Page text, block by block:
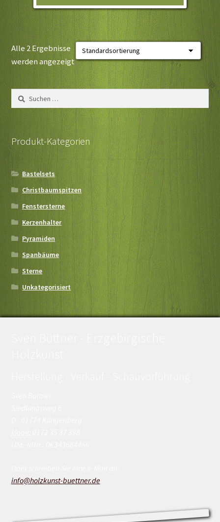
Alle 2 Ergebnisse
werden angezeigt
Suchen
nach:
Produkt-Kategorien
Bastelsets
Christbaumspitzen
Fenstersterne
Kerzenhalter
Pyramiden
Spanbäume
Sterne
Unkategorisiert
info@holzkunst-buettner.de